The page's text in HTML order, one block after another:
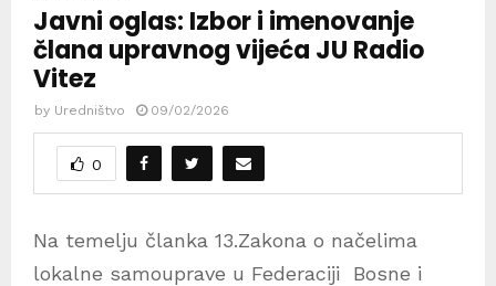
Javni oglas: Izbor i imenovanje
člana upravnog vijeća JU Radio
Vitez
by Uredništvo 09/02/2026
0
Na temelju članka 13.Zakona o načelima
lokalne samouprave u Federaciji Bosne i